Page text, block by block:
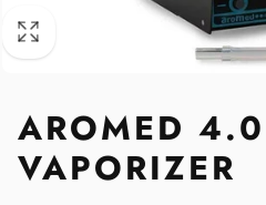
AROMED 4.0
VAPORIZER